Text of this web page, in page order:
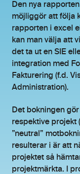
Den nya
möjliggör att följa
rapporten i excel
kan man välja att
det ta ut en SIE
integration med
Fakturering (f.d.
Administration).
Det bokningen
respektive projekt
”neutral”
resulterar i är att
projektet så
projektmärkta. I